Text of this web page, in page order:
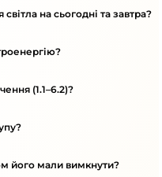
на сьогодні та завтра?
(1.1–6.2)?
його мали вимкнути?